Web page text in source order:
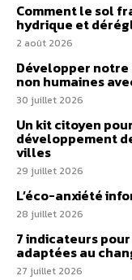
Comment le sol
hydrique et
2 août 2026
Développer
non humaines
30 juillet 2026
Un kit citoyen
développement
villes
29 juillet 2026
L’éco-anxiété
28 juillet 2026
7 indicateurs
adaptées au
27 juillet 2026